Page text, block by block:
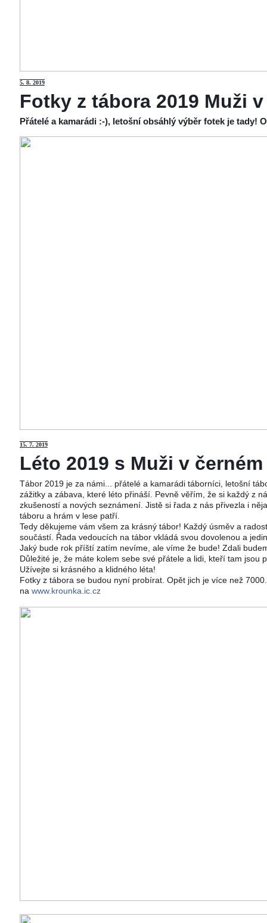
5. 8. 2019
Fotky z tábora 2019 Muži
Přátelé a kamarádi :-), letošní obsáhlý výběr fotek je tady!
15. 7. 2019
Léto 2019 s Muži v
Tábor 2019 je za námi... přátelé a kamarádi táborníci, letošní
zážitky a zábava, které léto přináší. Pevně věřím, že si každý z
zkušeností a nových seznámení. Jistě si řada z nás přivezla i
táboru a hrám v lese patří.
Tedy děkujeme vám všem za krásný tábor! Každý úsměv a
součástí. Řada vedoucích na tábor vkládá svou dovolenou a
Jaký bude rok příští zatím nevíme, ale víme že bude! Zdali
Důležité je, že máte kolem sebe své přátele a lidi, kteří tam jsou
Užívejte si krásného a klidného léta!
Fotky z tábora se budou nyní probírat. Opět jich je více než
na www.krounka.ic.cz